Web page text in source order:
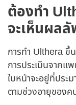
ต้องทำ
จะเห็นผล
การทำ Ulthera ขึ้
การประเมินจาก
ใบหน้าจะอยู่ที่ประ
ตามช่วงอายุของค